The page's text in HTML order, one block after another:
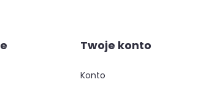
Twoje konto
konto